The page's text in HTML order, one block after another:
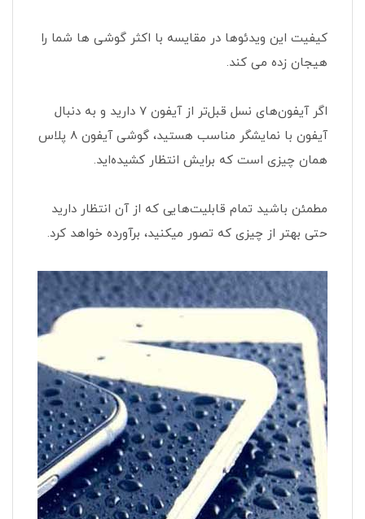
کیفیت این ویدئوها در مقایسه با اکثر گوشی ها شما را
هیجان زده می کند.
اگر آیفون‌های نسل قبل‌تر از آیفون 7 دارید و به دنبال
آیفون با نمایشگر مناسب هستید، گوشی آیفون 8 پلاس
همان چیزی است که برایش انتظار کشیده‌اید.
مطمئن باشید تمام قابلیت‌هایی که از آن انتظار دارید
حتی بهتر از چیزی که تصور میکنید، برآورده خواهد کرد.